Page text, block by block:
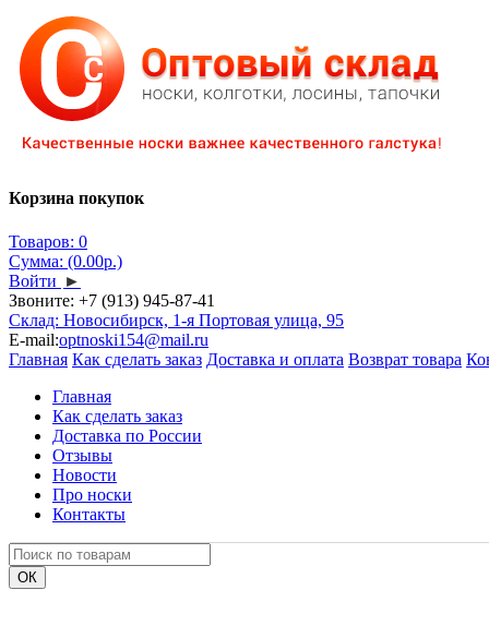
Корзина покупок
Товаров: 0
Сумма: (0.00р.)
Войти ►
Звоните: +7 (913) 945-87-41
Склад: Новосибирск, 1-я Портовая улица, 95
E-mail:optnoski154@mail.ru
Главная Как сделать заказ Доставка и оплата Возврат товара
Главная
Как сделать заказ
Доставка по России
Отзывы
Новости
Про носки
Контакты